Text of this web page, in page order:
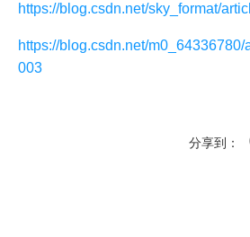
https://blog.csdn.net/sky_format/
https://blog.csdn.net/
003
分享到：